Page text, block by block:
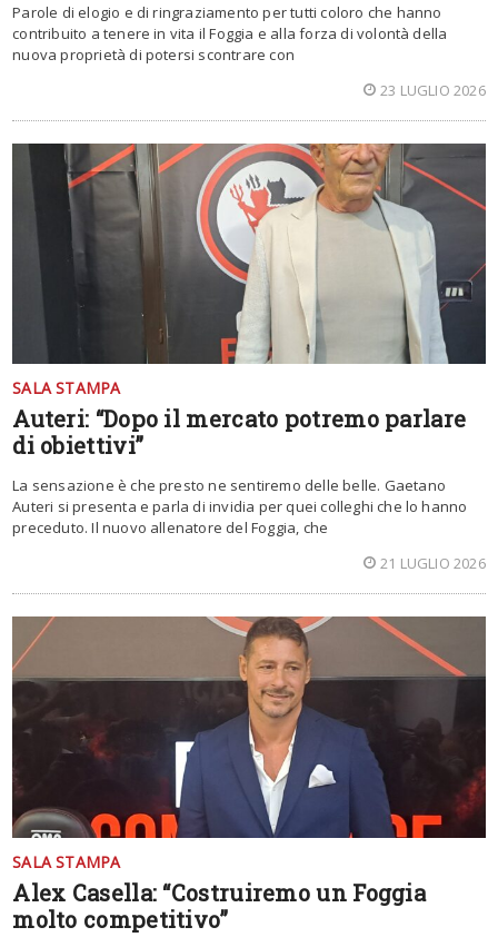
Parole di elogio e di ringraziamento per tutti coloro che hanno
contribuito a tenere in vita il Foggia e alla forza di volontà della
nuova proprietà di potersi scontrare con
23 LUGLIO 2026
SALA STAMPA
Auteri: “Dopo il mercato potremo parlare
di obiettivi”
La sensazione è che presto ne sentiremo delle belle. Gaetano
Auteri si presenta e parla di invidia per quei colleghi che lo hanno
preceduto. Il nuovo allenatore del Foggia, che
21 LUGLIO 2026
SALA STAMPA
Alex Casella: “Costruiremo un Foggia
molto competitivo”